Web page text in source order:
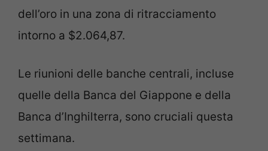
dell’oro in una zona di ritracciamento
intorno a $2.064,87.
Le riunioni delle banche centrali, incluse
quelle della Banca del Giappone e della
Banca d’Inghilterra, sono cruciali questa
settimana.